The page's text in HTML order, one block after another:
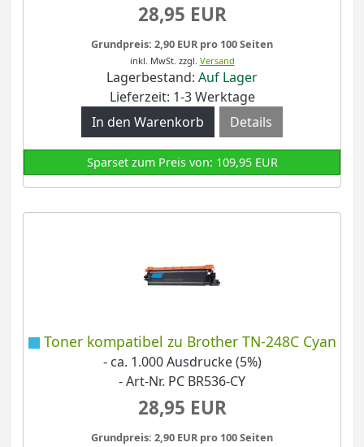
28,95 EUR
Grundpreis: 2,90 EUR pro 100 Seiten
inkl. MwSt. zzgl. Versand
Lagerbestand: Auf Lager
Lieferzeit: 1-3 Werktage
Details
Sparset zum Preis von: 109,95 EUR
Toner kompatibel zu Brother TN-248C Cyan
- ca. 1.000 Ausdrucke (5%)
- Art-Nr. PC BR536-CY
28,95 EUR
Grundpreis: 2,90 EUR pro 100 Seiten